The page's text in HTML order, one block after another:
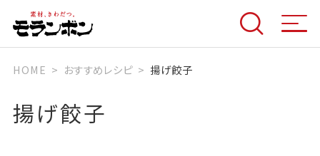
HOME おすすめレシピ 揚げ餃子
揚げ餃子